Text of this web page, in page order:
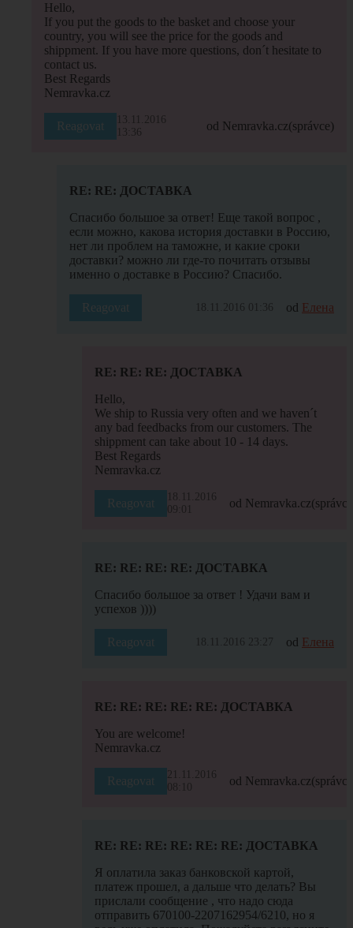
Hello,
If you put the goods to the basket and choose your
country, you will see the price for the goods and
shippment. If you have more questions, don´t hesitate to
contact us.
Best Regards
Nemravka.cz
Reagovat
13.11.2016
13:36
od Nemravka.cz(správce)
RE: RE: ДОСТАВКА
Спасибо большое за ответ! Еще такой вопрос ,
если можно, какова история доставки в Россию,
нет ли проблем на таможне, и какие сроки
доставки? можно ли где-то почитать отзывы
именно о доставке в Россию? Спасибо.
Reagovat 18.11.2016 01:36 od Елена
RE: RE: RE: ДОСТАВКА
Hello,
We ship to Russia very often and we haven´t
any bad feedbacks from our customers. The
shippment can take about 10 - 14 days.
Best Regards
Nemravka.cz
Reagovat
18.11.2016
09:01
od Nemravka.cz
RE: RE: RE: RE: ДОСТАВКА
Спасибо большое за ответ ! Удачи вам и
успехов ))))
Reagovat 18.11.2016 23:27 od Елена
RE: RE: RE: RE: RE: ДОСТАВКА
You are welcome!
Nemravka.cz
Reagovat
21.11.2016
08:10
od Nemravka.cz
RE: RE: RE: RE: RE: RE: ДОСТАВКА
Я оплатила заказ банковской картой,
платеж прошел, а дальше что делать? Вы
прислали сообщение , что надо сюда
отправить 670100-2207162954/6210, но я